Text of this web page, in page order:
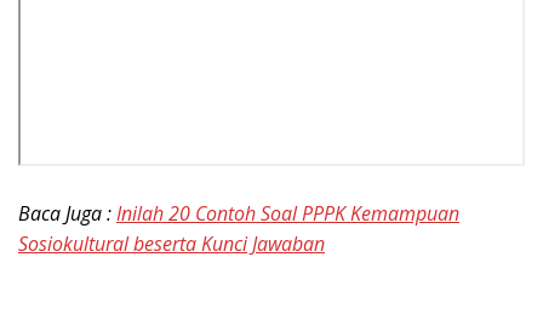
Baca Juga :Inilah 20 Contoh Soal PPPK Kemampuan
Sosiokultural beserta Kunci Jawaban